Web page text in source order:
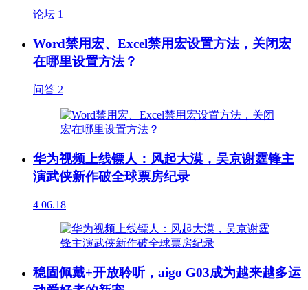
论坛 1
Word禁用宏、Excel禁用宏设置方法，关闭宏
在哪里设置方法？
问答 2
华为视频上线镖人：风起大漠，吴京谢霆锋主
演武侠新作破全球票房纪录
4 06.18
稳固佩戴+开放聆听，aigo G03成为越来越多运